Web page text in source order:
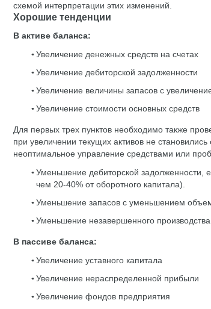
схемой интерпретации этих изменений.
Хорошие тенденции
В активе баланса:
Увеличение денежных средств на счетах
Увеличение дебиторской задолженности
Увеличение величины запасов с
Увеличение стоимости основных средств
Для первых трех пунктов необходимо также
при увеличении текущих активов не
неоптимальное управление средствами или
Уменьшение дебиторской
чем 20-40% от оборотного капитала).
Уменьшение запасов с уменьшением
Уменьшение незавершенного производства
В пассиве баланса:
Увеличение уставного капитала
Увеличение нераспределенной прибыли
Увеличение фондов предприятия